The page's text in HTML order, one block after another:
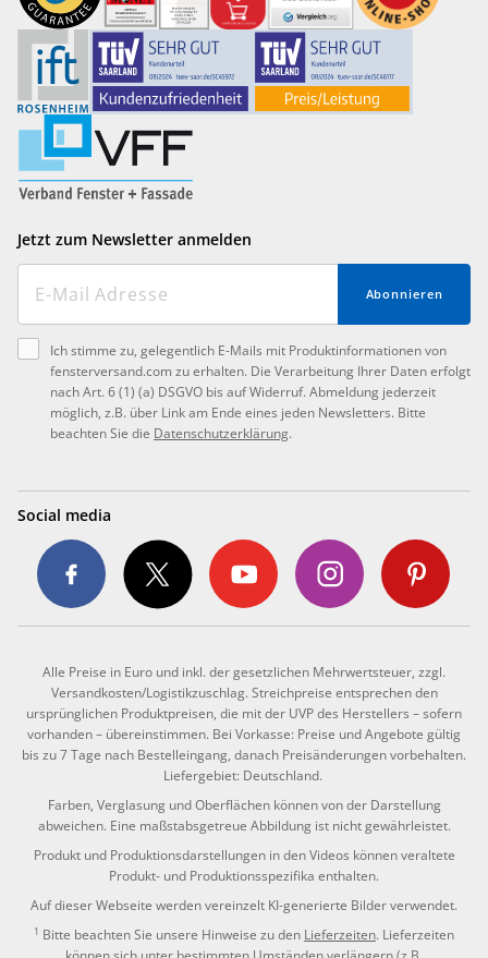
Jetzt zum Newsletter anmelden
Abonnieren
Ich stimme zu, gelegentlich E-Mails mit Produktinformationen von
fensterversand.com zu erhalten. Die Verarbeitung Ihrer Daten erfolgt
nach Art. 6 (1) (a) DSGVO bis auf Widerruf. Abmeldung jederzeit
möglich, z.B. über Link am Ende eines jeden Newsletters. Bitte
beachten Sie die Datenschutzerklärung.
Social media
Alle Preise in Euro und inkl. der gesetzlichen Mehrwertsteuer, zzgl.
Versandkosten/Logistikzuschlag. Streichpreise entsprechen den
ursprünglichen Produktpreisen, die mit der UVP des Herstellers – sofern
vorhanden – übereinstimmen. Bei Vorkasse: Preise und Angebote gültig
bis zu 7 Tage nach Bestelleingang, danach Preisänderungen vorbehalten.
Liefergebiet: Deutschland.
Farben, Verglasung und Oberflächen können von der Darstellung
abweichen. Eine maßstabsgetreue Abbildung ist nicht gewährleistet.
Produkt und Produktionsdarstellungen in den Videos können veraltete
Produkt- und Produktionsspezifika enthalten.
Auf dieser Webseite werden vereinzelt KI-generierte Bilder verwendet.
1 Bitte beachten Sie unsere Hinweise zu den Lieferzeiten. Lieferzeiten